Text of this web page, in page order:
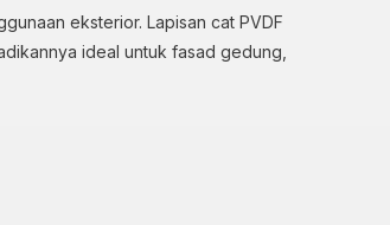
eksterior. Lapisan cat PVDF
ideal untuk fasad gedung,